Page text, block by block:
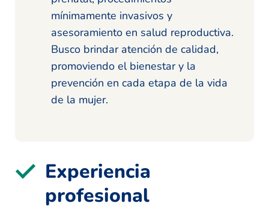
mínimamente invasivos y
asesoramiento en salud reproductiva.
Busco brindar atención de calidad,
promoviendo el bienestar y la
prevención en cada etapa de la vida
de la mujer.
Experiencia
profesional